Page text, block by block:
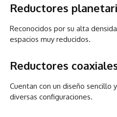
Reductores
Reconocidos por su alta
espacios muy reducidos.
Reductores
Cuentan con un diseño sencillo
diversas configuraciones.